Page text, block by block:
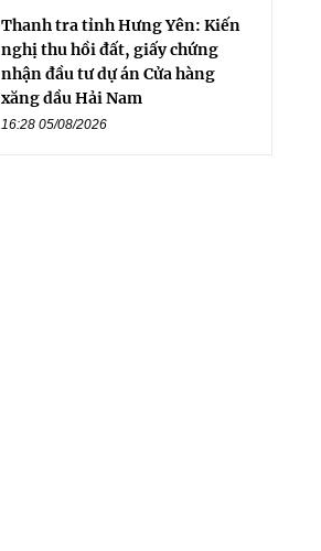
Thanh tra tỉnh Hưng Yên: Kiến
nghị thu hồi đất, giấy chứng
nhận đầu tư dự án Cửa hàng
xăng dầu Hải Nam
16:28 05/08/2026